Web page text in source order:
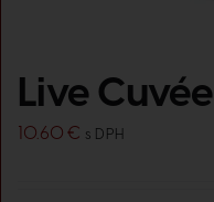
Live Cuvée
10.60€ s DPH